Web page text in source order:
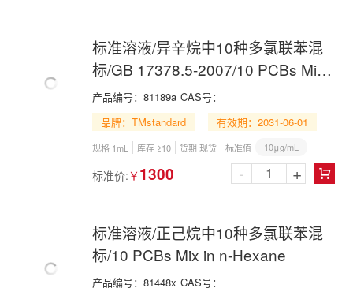
标准溶液/异辛烷中10种多氯联苯混
标/GB 17378.5-2007/10 PCBs Mix
in Isooctane
产品编号： 81189a CAS号：
品牌：TMstandard
有效期：2031-06-01
规格 1mL 库存 ≥10 货期 现货 标准值 10μg/mL
标准价: ￥ 1300 
- +
标准溶液/正己烷中10种多氯联苯混
标/10 PCBs Mix in n-Hexane
产品编号： 81448x CAS号：